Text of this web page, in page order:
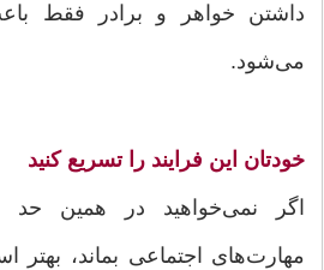
داشتن خواهر و برادر فقط
می‌شود.
خودتان این فرایند را تسریع کنید
اگر نمی‌خواهید در همین حد
مهارت‌های اجتماعی بماند،